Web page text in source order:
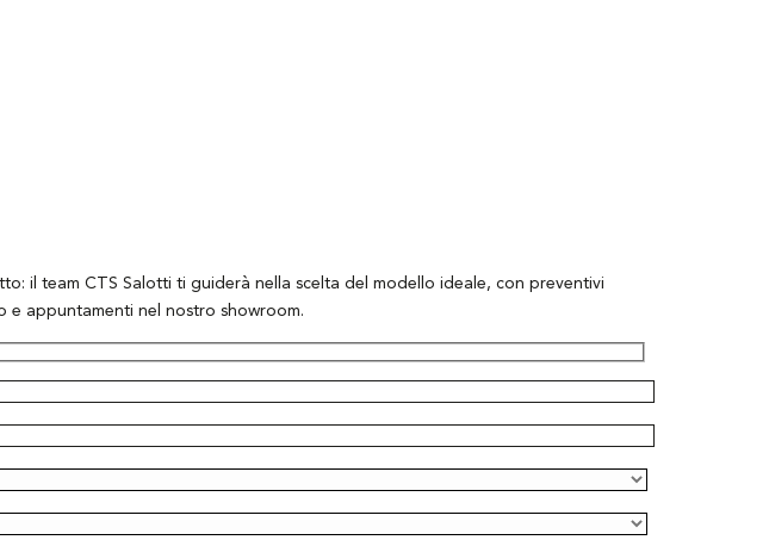
il team CTS Salotti ti guiderà nella scelta del modello ideale, con preventivi
e appuntamenti nel nostro showroom.